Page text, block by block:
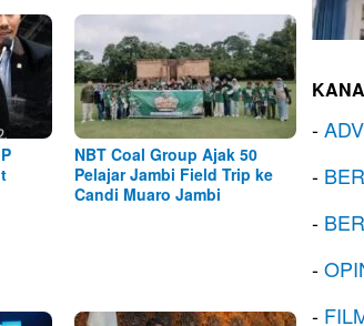
NBT Coal Group Ajak 50
Pelajar Jambi Field Trip ke
Candi Muaro Jambi
-
-
-
-
-